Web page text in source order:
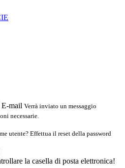
E-mail Verrà inviato un messaggio
necessarie.
utente? Effettua il reset della password
la casella di posta elettronica!